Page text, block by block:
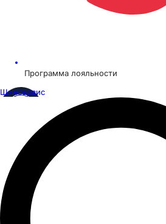
Программа лояльности
Шинсервис